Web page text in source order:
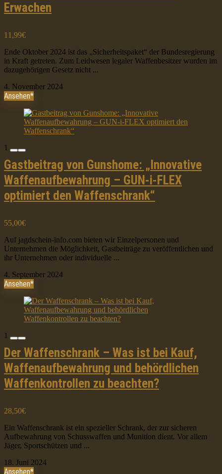
Erwachen
11,99€
Ende Oktober 2024 ist das „Sicherheitspaket“ der Bundesregierung
in Kraft getreten. Zum Leidwesen legaler Waffenbesitzer wurden im
dazugehörigen Gesetz nicht ...
4. November 2024
Ansehen*
1
Gastbeitrag von Gunshome: „Innovative
Waffenaufbewahrung – GUN-i-FLEX
optimiert den Waffenschrank“
55,00€
Auf jagdschein-info.com bieten wir Einzelpersonen und
Unternehmen die Möglichkeit, Gastbeiträge zu veröffentlichen und
ihr Unternehmen oder individuelle ...
4. September 2024
Ansehen*
1
Der Waffenschrank – Was ist bei Kauf,
Waffenaufbewahrung und behördlichen
Waffenkontrollen zu beachten?
28,50€
Ein Waffenschrank ist ein spezieller Schrank, der zur sicheren
Aufbewahrung von Schusswaffen und Munition dient. Vor allem
Jäger, Sportschützen und ...
18. Juni 2024
Ansehen*